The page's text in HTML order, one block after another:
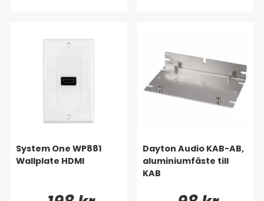
System One WP881
Wallplate HDMI
Dayton Audio KAB-AB,
aluminiumfäste till
KAB